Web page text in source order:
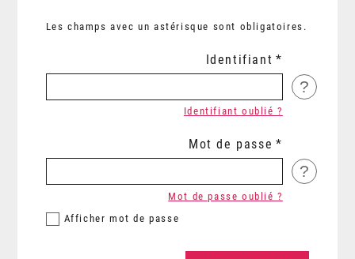
Les champs avec un astérisque sont obligatoires.
Identifiant
?
Identifiant oublié ?
Mot de passe
?
Afficher mot de passe
Mot de passe oublié ?